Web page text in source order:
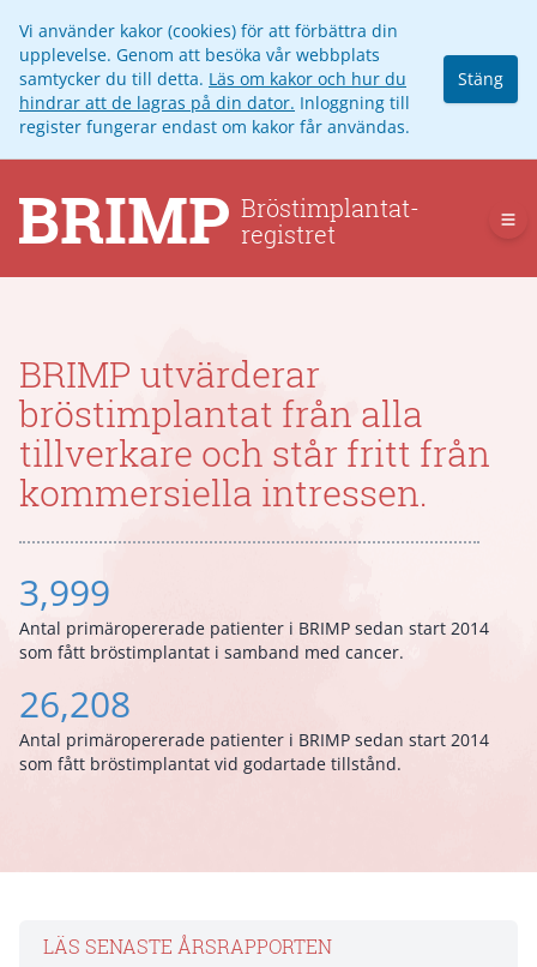
Vi använder kakor (cookies) för att förbättra din
upplevelse. Genom att besöka vår webbplats
samtycker du till detta. Läs om kakor och hur du
hindrar att de lagras på din dator. Inloggning till
register fungerar endast om kakor får användas.
Stäng
BRIMP utvärderar
bröstimplantat från alla
tillverkare och står fritt från
kommersiella intressen.
3,999
Antal primäropererade patienter i BRIMP sedan start 2014
som fått bröstimplantat i samband med cancer.
26,208
Antal primäropererade patienter i BRIMP sedan start 2014
som fått bröstimplantat vid godartade tillstånd.
LÄS SENASTE ÅRSRAPPORTEN